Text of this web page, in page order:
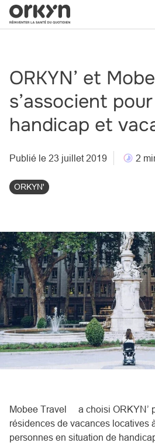
Aller
au
ORKYN’ et
s’associent
handicap et
Publié le 23 juillet 2019 2
ORKYN'
Mobee Travel
a choisi ORKYN’
résidences de vacances locatives
personnes en situation de